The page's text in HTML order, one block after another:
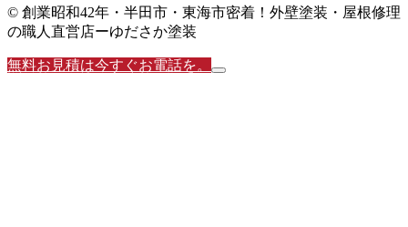
© 創業昭和42年・半田市・東海市密着！外壁塗装・屋根修理
の職人直営店ーゆださか塗装
無料お見積は今すぐお電話を。